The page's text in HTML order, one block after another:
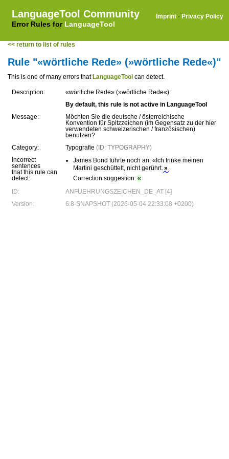
LanguageTool Community
Error Rules for LanguageTool
Imprint · Privacy Policy
<< return to list of rules
Rule "«wörtliche Rede» (»wörtliche Rede«)"
This is one of many errors that LanguageTool can detect.
Description:
«wörtliche Rede» (»wörtliche Rede«)
By default, this rule is not active in LanguageTool
Message:
Möchten Sie die deutsche / österreichische
Konvention für Spitzzeichen (im Gegensatz zu der hier
verwendeten schweizerischen / französischen)
benutzen?
Category:
Typografie (ID: TYPOGRAPHY)
Incorrect
sentences
that this rule can
detect:
James Bond führte noch an: «Ich trinke meinen
Martini geschüttelt, nicht gerührt.»
Correction suggestion: «
ID:
ANFUEHRUNGSZEICHEN_DE_AT [4]
Version:
6.8-SNAPSHOT (2026-05-04 22:33:08 +0200)